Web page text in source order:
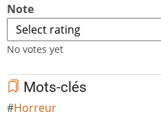
Note
No votes yet
Mots-clés
Horreur